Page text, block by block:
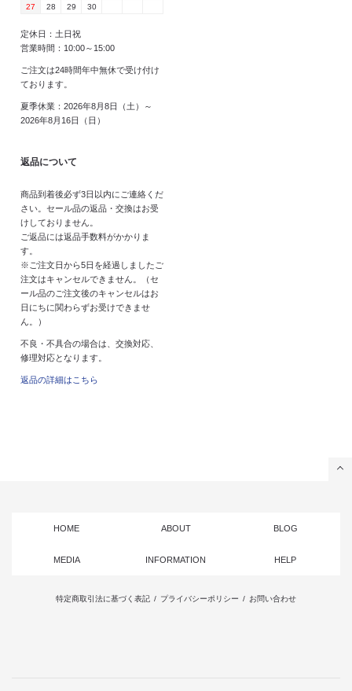
27
28 29 30
定休日：土日祝
営業時間：10:00～15:00
ご注文は24時間年中無休で受け付け
ております。
夏季休業：2026年8月8日（土）～
2026年8月16日（日）
返品について
商品到着後必ず3日以内にご連絡くだ
さい。セール品の返品・交換はお受
けしておりません。
ご返品には返品手数料がかかりま
す。
※ご注文日から5日を経過しましたご
注文はキャンセルできません。（セ
ール品のご注文後のキャンセルはお
日にちに関わらずお受けできませ
ん。）
不良・不具合の場合は、交換対応、
修理対応となります。
返品の詳細はこちら
HOME ABOUT BLOG
MEDIA INFORMATION HELP
特定商取引法に基づく表記 / プライバシーポリシー / お問い合わせ